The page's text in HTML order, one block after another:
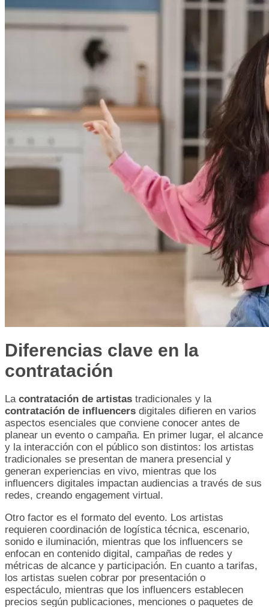
Diferencias clave en la
contratación
La contratación de artistas tradicionales y la
contratación de influencers digitales difieren en varios
aspectos esenciales que conviene conocer antes de
planear un evento o campaña. En primer lugar, el alcance
y la interacción con el público son distintos: los artistas
tradicionales se presentan de manera presencial y
generan experiencias en vivo, mientras que los
influencers digitales impactan audiencias a través de sus
redes, creando engagement virtual.
Otro factor es el formato del evento. Los artistas
requieren coordinación de logística técnica, escenario,
sonido e iluminación, mientras que los influencers se
enfocan en contenido digital, campañas de redes y
métricas de alcance y participación. En cuanto a tarifas,
los artistas suelen cobrar por presentación o
espectáculo, mientras que los influencers establecen
precios según publicaciones, menciones o paquetes de